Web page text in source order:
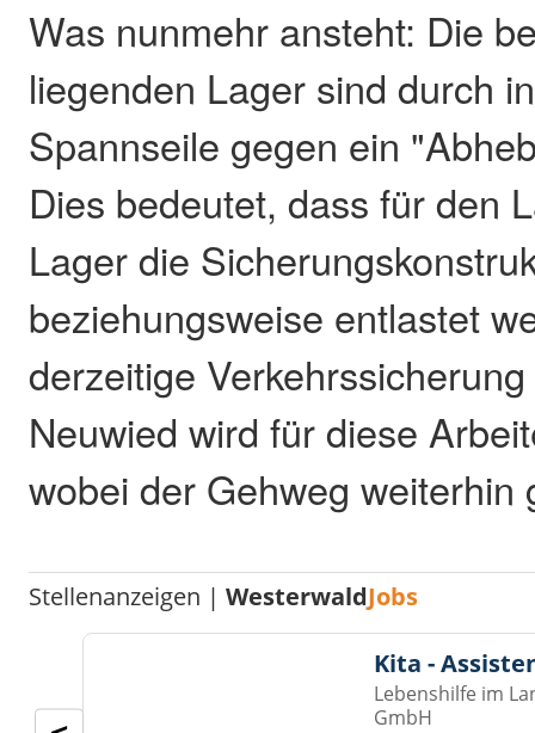
Was nunmehr ansteht: Die
liegenden Lager sind durch
Spannseile gegen ein
Dies bedeutet, dass für den
Lager die
beziehungsweise entlastet
derzeitige
Neuwied wird für diese
wobei der Gehweg weiterhin
Stellenanzeigen |WesterwaldJobs
Kita -
Lebenshilfe im
GmbH